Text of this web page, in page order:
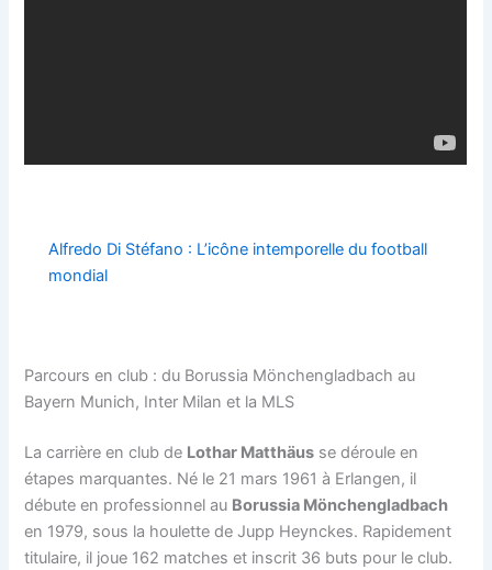
Alfredo Di Stéfano : L’icône intemporelle du football
mondial
Parcours en club : du Borussia Mönchengladbach au
Bayern Munich, Inter Milan et la MLS
La carrière en club de Lothar Matthäus se déroule en
étapes marquantes. Né le 21 mars 1961 à Erlangen, il
débute en professionnel au Borussia Mönchengladbach
en 1979, sous la houlette de Jupp Heynckes. Rapidement
titulaire, il joue 162 matches et inscrit 36 buts pour le club.